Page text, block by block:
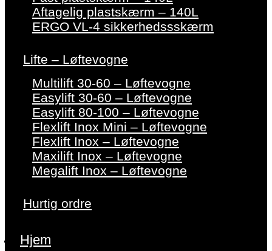
Aftagelig plastskærm – 140L
ERGO VL-4 sikkerhedssskærm
Lifte – Løftevogne
Multilift 30-60 – Løftevogne
Easylift 30-60 – Løftevogne
Easylift 80-100 – Løftevogne
Flexlift Inox Mini – Løftevogne
Flexlift Inox – Løftevogne
Maxilift Inox – Løftevogne
Megalift Inox – Løftevogne
Hurtig ordre
Hjem